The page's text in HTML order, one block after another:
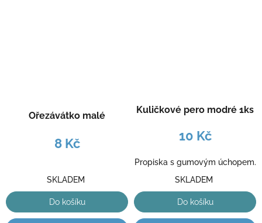
Ořezávátko malé
8 Kč
SKLADEM
Do košíku
Kuličkové pero modré 1ks
10 Kč
Propiska s gumovým úchopem.
SKLADEM
Do košíku